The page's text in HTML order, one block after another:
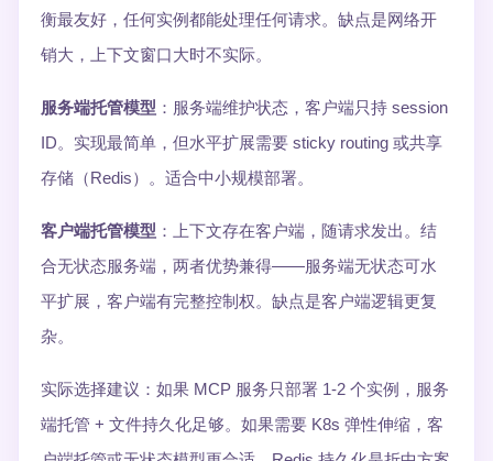
衡最友好，任何实例都能处理任何请求。缺点是网络开
销大，上下文窗口大时不实际。
服务端托管模型 ：服务端维护状态，客户端只持 session
ID。实现最简单，但水平扩展需要 sticky routing 或共享
存储（Redis）。适合中小规模部署。
客户端托管模型 ：上下文存在客户端，随请求发出。结
合无状态服务端，两者优势兼得——服务端无状态可水
平扩展，客户端有完整控制权。缺点是客户端逻辑更复
杂。
实际选择建议：如果 MCP 服务只部署 1-2 个实例，服务
端托管 + 文件持久化足够。如果需要 K8s 弹性伸缩，客